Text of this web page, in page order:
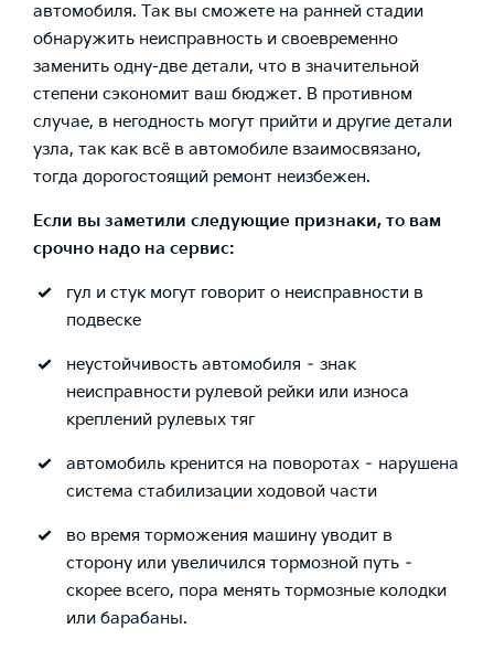
автомобиля. Так вы сможете на ранней стадии
обнаружить неисправность и своевременно
заменить одну-две детали, что в значительной
степени сэкономит ваш бюджет. В противном
случае, в негодность могут прийти и другие детали
узла, так как всё в автомобиле взаимосвязано,
тогда дорогостоящий ремонт неизбежен.
Если вы заметили следующие признаки, то вам
срочно надо на сервис:
гул и стук могут говорит о неисправности в
подвеске
неустойчивость автомобиля – знак
неисправности рулевой рейки или износа
креплений рулевых тяг
автомобиль кренится на поворотах – нарушена
система стабилизации ходовой части
во время торможения машину уводит в
сторону или увеличился тормозной путь –
скорее всего, пора менять тормозные колодки
или барабаны.